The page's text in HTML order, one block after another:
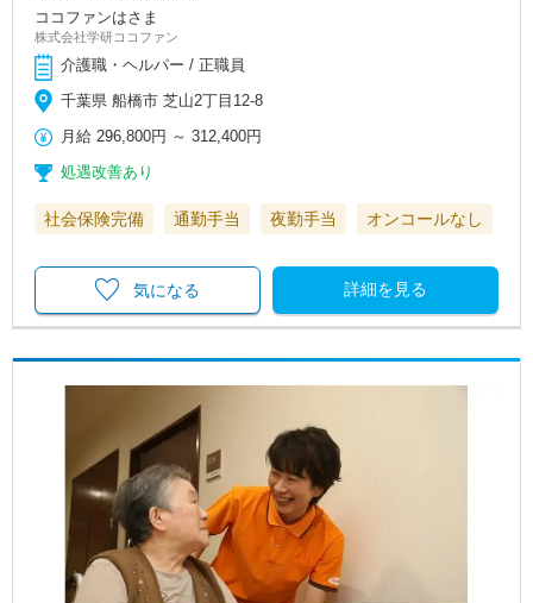
ココファンはさま
株式会社学研ココファン
介護職・ヘルパー / 正職員
千葉県 船橋市 芝山2丁目12-8
月給 296,800円 ～312,400円
処遇改善あり
社会保険完備 通勤手当 夜勤手当 オンコールなし
詳細を見る
気になる